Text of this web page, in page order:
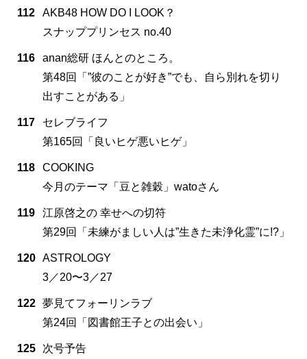
112
AKB48 HOW DO I LOOK？
スナッププリンセス no.40
116
anan総研 ほんとのところ。
第48回「”彼のことが好き”でも、自ら別れを切り
出すことがある」
117
セレブライフ
第165回「良いヒゲ悪いヒゲ」
118
COOKING
今月のテーマ「豆と雑穀」watoさん
119
江原啓之の 幸せへの切符
第29回「未練がましい人は”生きた未浄化霊”に!?」
120 ASTROLOGY
3／20〜3／27
122 夢見てフォーリンラブ
第24回「図書館王子との出会い」
125 次号予告